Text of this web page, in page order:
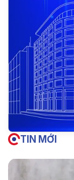
TIN MỚI